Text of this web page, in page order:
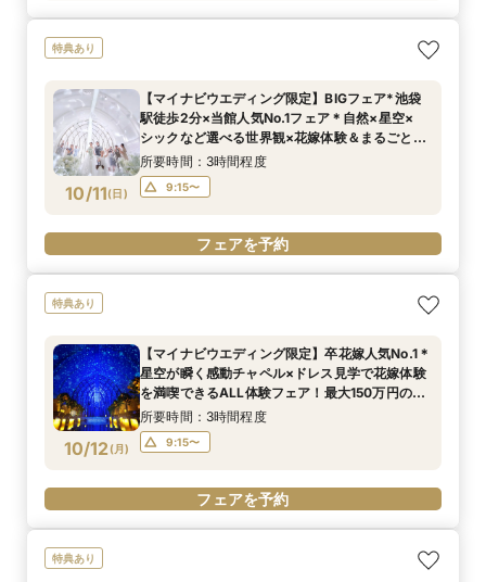
特典あり
10/11(日)
【マイナビウエディング限定】BIGフェア*池袋
駅徒歩2分×当館人気No.1フェア＊自然×星空×
シックなど選べる世界観×花嫁体験＆まるごと相
談！初見学にもおすすめ！
所要時間：3時間程度
9:15〜
フェアを予約
特典あり
10/12(月)
【マイナビウエディング限定】卒花嫁人気No.1＊
星空が瞬く感動チャペル×ドレス見学で花嫁体験
を満喫できるALL体験フェア！最大150万円の特
典付き*BIGフェア
所要時間：3時間程度
9:15〜
フェアを予約
特典あり